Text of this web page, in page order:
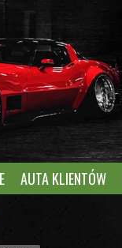
AUTA KLIENTÓW